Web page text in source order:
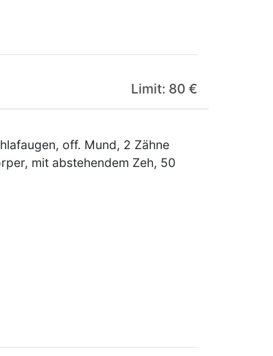
Limit: 80 €
off. Mund, 2 Zähne
mit abstehendem Zeh, 50